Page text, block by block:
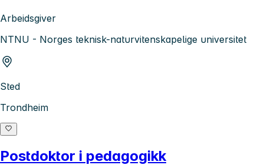
Arbeidsgiver
NTNU - Norges teknisk-naturvitenskapelige universitet
Sted
Trondheim
Postdoktor i pedagogikk